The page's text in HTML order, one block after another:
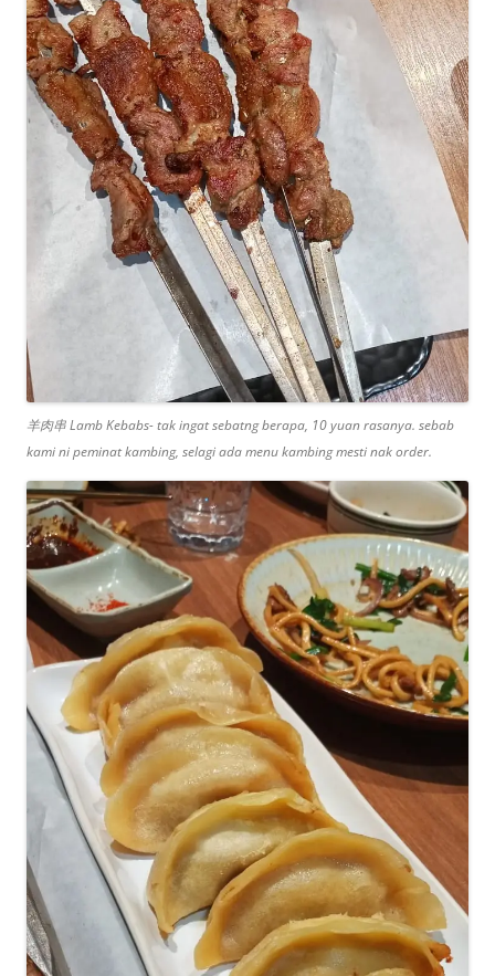
羊肉串 Lamb Kebabs- tak ingat sebatng berapa, 10 yuan rasanya. sebab
kami ni peminat kambing, selagi ada menu kambing mesti nak order.